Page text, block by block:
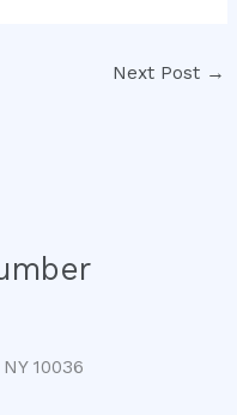
Next Post →
10036